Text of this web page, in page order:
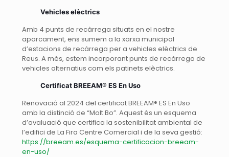
Vehicles elèctrics
Amb 4 punts de recàrrega situats en el nostre
aparcament, ens sumem a la xarxa municipal
d’estacions de recàrrega per a vehicles elèctrics de
Reus. A més, estem incorporant punts de recàrrega de
vehicles alternatius com els patinets elèctrics.
CertificatBREEAM® ES En Uso
Renovació al 2024 del certificat BREEAM® ES En Uso
amb la distinció de “Molt Bo”. Aquest és un esquema
d’avaluació que certifica la sostenibilitat ambiental de
l’edifici de La Fira Centre Comercial i de la seva gestió:
https://breeam.es/esquema-certificacion-breeam-
en-uso/